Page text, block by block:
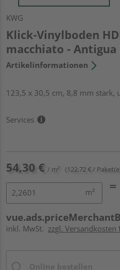
KWG
Klick-Vinylboden
macchiato - Antigua
Artikelinformationen
123,5 x 30,5 cm, 8,8 mm stark,
Services
54,30 € / m² (122,72 € /
m²
inkl. MwSt. zzgl. Versandkosten